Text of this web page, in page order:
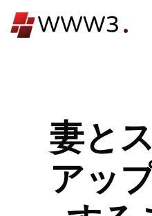
ン
妻と
アッ